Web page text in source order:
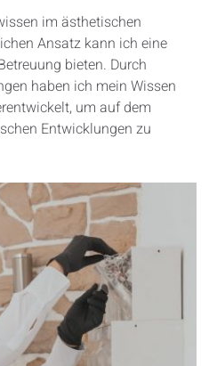
im ästhetischen
Ansatz kann ich eine
bieten. Durch
haben ich mein Wissen
um auf dem
Entwicklungen zu